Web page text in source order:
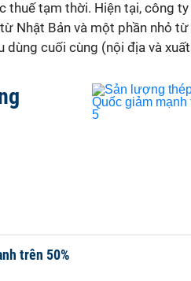
thuế tạm thời. Hiện tại, công
Nhật Bản và một phần nhỏ
cuối cùng (nội địa và
trên 50%